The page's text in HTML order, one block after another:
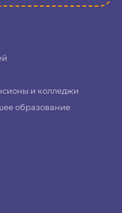
и колледжи
образование